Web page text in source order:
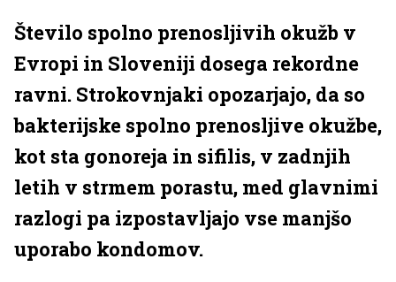
Število spolno prenosljivih okužb v
Evropi in Sloveniji dosega rekordne
ravni. Strokovnjaki opozarjajo, da so
bakterijske spolno prenosljive okužbe,
kot sta gonoreja in sifilis, v zadnjih
letih v strmem porastu, med glavnimi
razlogi pa izpostavljajo vse manjšo
uporabo kondomov.